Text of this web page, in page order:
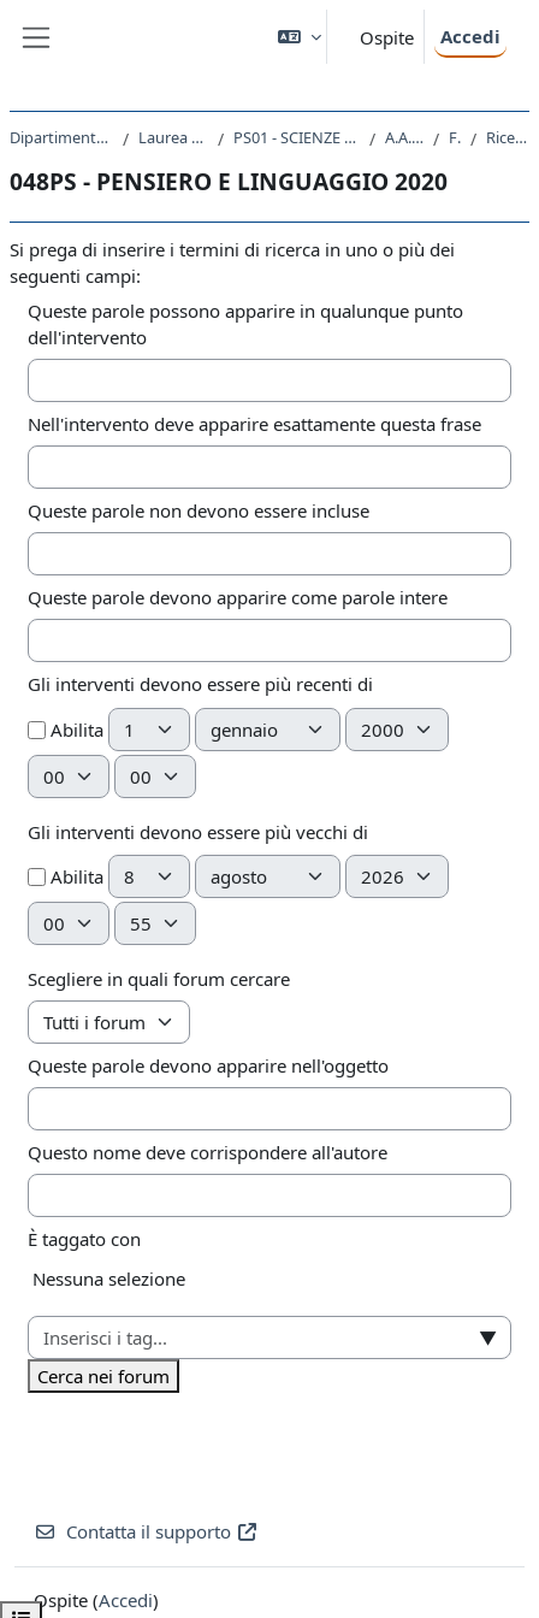
Ospite Accedi
Dipartimento di Scienze della Vita Laurea triennale (DM270) PS01 - SCIENZE E TECNICHE PSICOLOGICHE A.A. 2020 - 2021 Forum Ricerca avanzata
048PS - PENSIERO E LINGUAGGIO 2020
Si prega di inserire i termini di ricerca in uno o più dei
seguenti campi:
Queste parole possono apparire in qualunque punto
dell'intervento
Nell'intervento deve apparire esattamente questa frase
Queste parole non devono essere incluse
Queste parole devono apparire come parole intere
Gli interventi devono essere più recenti di
Abilita Giorno Mese
Anno
Ora
Minuto
Gli interventi devono essere più vecchi di
Abilita Giorno Mese
Anno
Ora
Minuto
Scegliere in quali forum cercare
Queste parole devono apparire nell'oggetto
Questo nome deve corrispondere all'autore
È taggato con
Elementi selezionati:
Nessuna selezione
▼
Cerca nei forum
Contatta il supporto
Ospite (Accedi)